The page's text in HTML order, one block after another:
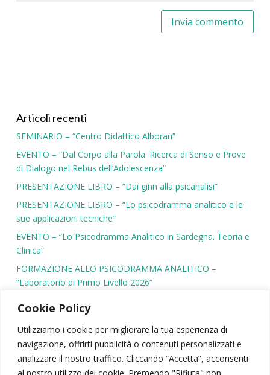
Cookie Policy
Utilizziamo i cookie per migliorare la tua esperienza di
navigazione, offrirti pubblicità o contenuti personalizzati e
analizzare il nostro traffico. Cliccando “Accetta”, acconsenti
al nostro utilizzo dei cookie. Premendo "Rifiuta" non
Articoli recenti
SEMINARIO – “Centro Didattico Alboran”
EVENTO – “Dal Corpo alla Parola. Ricerca di Senso e Prove
di Dialogo nel Rebus dell’Adolescenza”
PRESENTAZIONE LIBRO – “Dai ginn alla psicanalisi”
PRESENTAZIONE LIBRO – “Lo psicodramma analitico e le
sue applicazioni tecniche”
EVENTO – “Lo Psicodramma Analitico in Sardegna. Teoria e
Clinica”
FORMAZIONE ALLO PSICODRAMMA ANALITICO –
“Laboratorio di Primo Livello 2026”
SIPSA| PSICODRAMMA | ATTIVITÀ SCIENTIFICA
CONTATTI |AREA RISERVATA |NEWSLETTER